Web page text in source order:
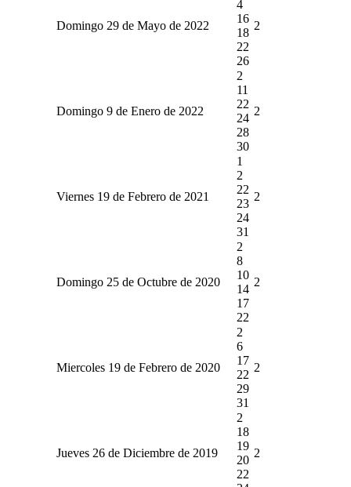
Domingo 29 de Mayo de 2022
4
16
18
22
26
2
Domingo 9 de Enero de 2022
2
11
22
24
28
30
2
Viernes 19 de Febrero de 2021
1
2
22
23
24
31
2
Domingo 25 de Octubre de 2020
2
8
10
14
17
22
2
Miercoles 19 de Febrero de 2020
2
6
17
22
29
31
2
Jueves 26 de Diciembre de 2019
2
18
19
20
22
2